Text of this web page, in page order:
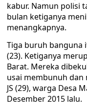
kabur. Namun polisi
bulan ketiganya
menangkapnya.
Tiga buruh banguna
(23). Ketiganya
Barat. Mereka
usai membunuh
JS (29), warga Desa
Desember 2015 lalu.